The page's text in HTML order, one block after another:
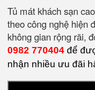
Tủ mát khách sạn
theo công nghệ hiện
không gian rộng rãi,
0982 770404 để
nhận nhiều ưu đãi